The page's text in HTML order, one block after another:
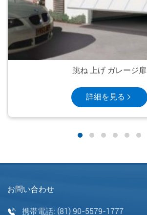
跳ね 上げ ガレージ扉
詳細を見る
お問い合わせ
携帯電話: (81) 90-5579-1777